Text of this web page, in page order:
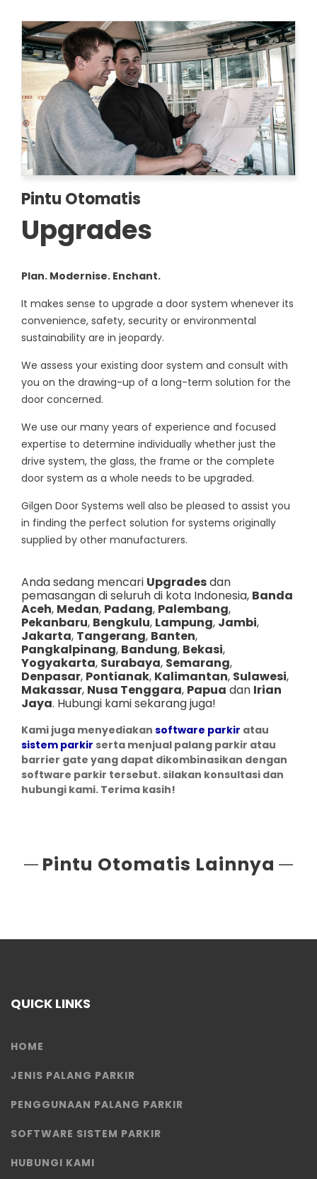
Pintu Otomatis
Upgrades
Plan. Modernise. Enchant.
It makes sense to upgrade a door system whenever its
convenience, safety, security or environmental
sustainability are in jeopardy.
We assess your existing door system and consult with
you on the drawing-up of a long-term solution for the
door concerned.
We use our many years of experience and focused
expertise to determine individually whether just the
drive system, the glass, the frame or the complete
door system as a whole needs to be upgraded.
Gilgen Door Systems well also be pleased to assist you
in finding the perfect solution for systems originally
supplied by other manufacturers.
Anda sedang mencari Upgradesdan
pemasangan di seluruh di kota Indonesia, Banda
Aceh, Medan, Padang, Palembang,
Pekanbaru, Bengkulu, Lampung, Jambi,
Jakarta, Tangerang, Banten,
Pangkalpinang, Bandung, Bekasi,
Yogyakarta, Surabaya, Semarang,
Denpasar, Pontianak, Kalimantan, Sulawesi,
Makassar, Nusa Tenggara, Papua dan Irian
Jaya. Hubungi kami sekarang juga!
Kami juga menyediakan software parkir atau
sistem parkir serta menjual palang parkir atau
barrier gate yang dapat dikombinasikan dengan
software parkir tersebut. silakan konsultasi dan
hubungi kami. Terima kasih!
Pintu Otomatis Lainnya
QUICK LINKS
HOME
JENIS PALANG PARKIR
PENGGUNAAN PALANG PARKIR
SOFTWARE SISTEM PARKIR
HUBUNGI KAMI